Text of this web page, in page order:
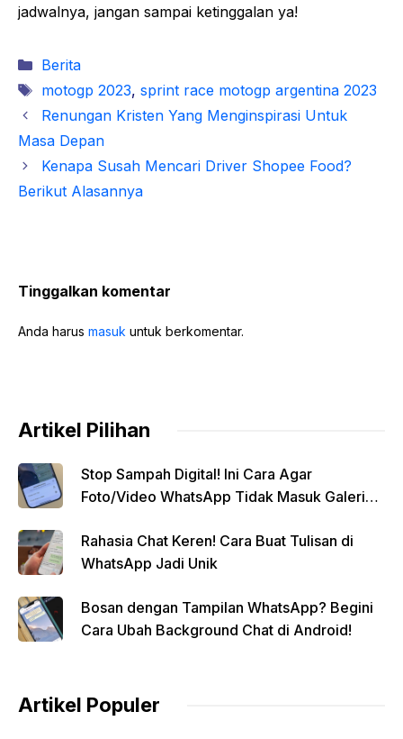
jadwalnya, jangan sampai ketinggalan ya!
Kategori
Berita
Tag
motogp 2023, sprint race motogp argentina 2023
Renungan Kristen Yang Menginspirasi Untuk
Masa Depan
Kenapa Susah Mencari Driver Shopee Food?
Berikut Alasannya
Tinggalkan komentar
Anda harus masuk untuk berkomentar.
Artikel Pilihan
Stop Sampah Digital! Ini Cara Agar
Foto/Video WhatsApp Tidak Masuk Galeri
Rahasia Chat Keren! Cara Buat Tulisan di
WhatsApp Jadi Unik
Bosan dengan Tampilan WhatsApp? Begini
Cara Ubah Background Chat di Android!
Artikel Populer